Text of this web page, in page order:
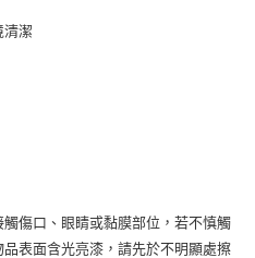
清潔
傷口、眼睛或黏膜部位，若不慎觸
表面含光亮漆，請先於不明顯處擦